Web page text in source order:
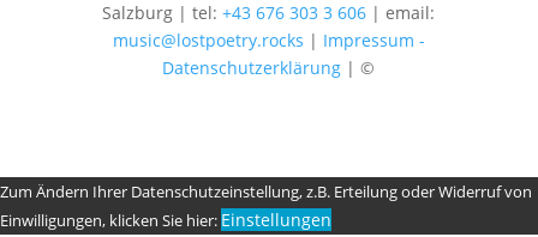
Salzburg | tel:+43 676 303 3 606 | email:
music@lostpoetry.rocks | Impressum -
Datenschutzerklärung | ©
Zum Ändern Ihrer Datenschutzeinstellung, z.B. Erteilung oder Widerruf von
Einwilligungen, klicken Sie hier: Einstellungen